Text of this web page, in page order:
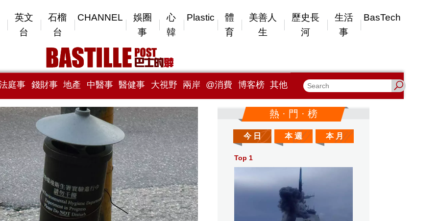
英文
台
石榴
台
CHANNEL
娛圈
事
心
韓
Plastic
體
育
美善人
生
歷史長
河
生活
事
BasTech
庭事 錢財事 地產 中醫事 醫健事 大視野 兩岸 @消費 博客榜 其他
熱 · 門 · 榜
今 日 本 週 本 月
Top 1